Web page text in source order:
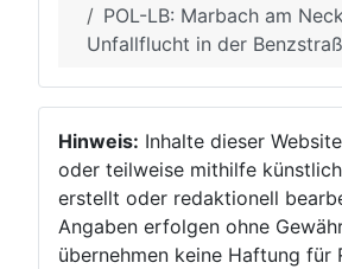
POL-LB: Marbach am
Unfallflucht in der
Hinweis: Inhalte dieser
oder teilweise mithilfe
erstellt oder redaktionell
Angaben erfolgen ohne
übernehmen keine Haftung für